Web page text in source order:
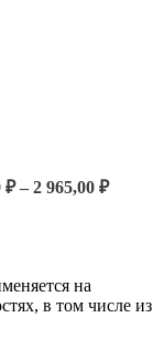
– 2 965,00 ₽
на
в том числе из